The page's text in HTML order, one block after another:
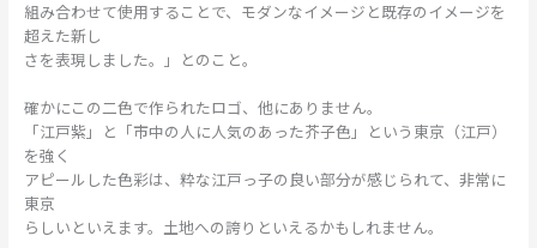
組み合わせて使用することで、モダンなイメージと既存のイメージを
超えた新し
さを表現しました。」とのこと。
確かにこの二色で作られたロゴ、他にありません。
「江戸紫」と「市中の人に人気のあった芥子色」という東京（江戸）
を強く
アピールした色彩は、粋な江戸っ子の良い部分が感じられて、非常に
東京
らしいといえます。土地への誇りといえるかもしれません。